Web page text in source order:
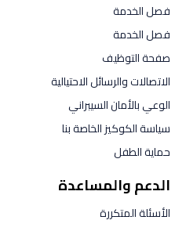
فصل الخدمة
فصل الخدمة
صفحة التوظيف
الاتصالات والرسائل الاحتيالية
الوعي بالأمان السيبراني
سياسة الكوكيز الخاصة بنا
حماية الطفل
الدعم والمساعدة
الأسئلة المتكررة